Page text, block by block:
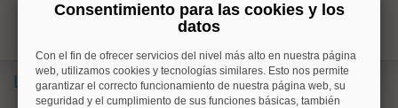
Lo más buscado
Consentimiento para las cookies y los
datos
Con el fin de ofrecer servicios del nivel más alto en nuestra página
web, utilizamos cookies y tecnologías similares. Esto nos permite
garantizar el correcto funcionamiento de nuestra página web, su
seguridad y el cumplimiento de sus funciones básicas, también